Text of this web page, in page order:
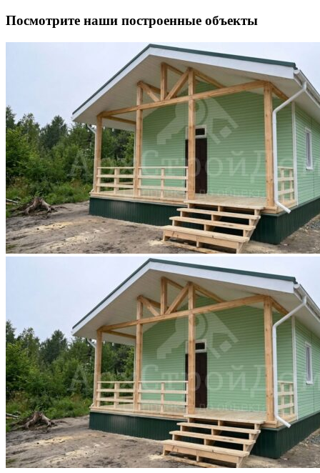
Посмотрите наши построенные объекты